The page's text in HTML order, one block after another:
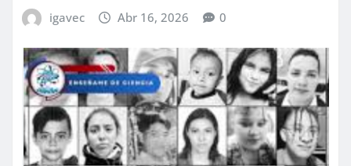
igavec Abr 16, 2026 0